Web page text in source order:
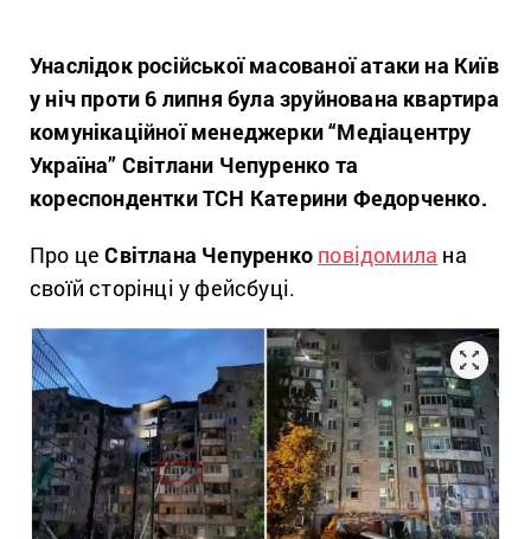
Унаслідок російської масованої атаки на Київ
у ніч проти 6 липня була зруйнована квартира
комунікаційної менеджерки “Медіацентру
Україна” Світлани Чепуренко та
кореспондентки ТСН Катерини Федорченко.
Про цеСвітлана Чепуренко повідомила на
своїй сторінці у фейсбуці.